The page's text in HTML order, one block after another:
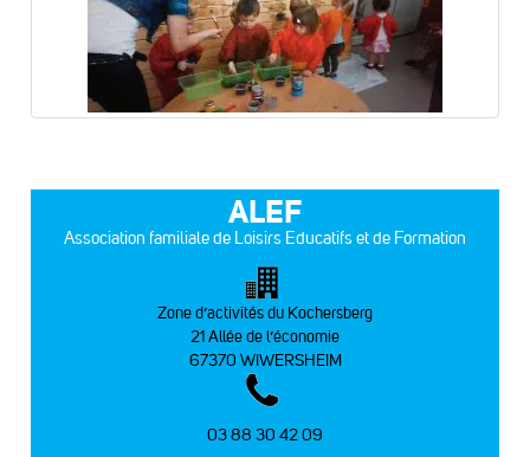
ALEF
Association familiale de Loisirs Educatifs et de Formation
Zone d’activités du Kochersberg
21 Allée de l’économie
67370 WIWERSHEIM
03 88 30 42 09